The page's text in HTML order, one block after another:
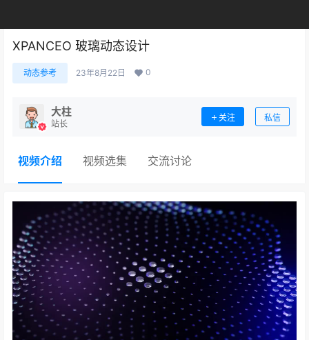
XPANCEO 玻璃动态设计
动态参考 23年8月22日 0
大柱
站长
关注 私信
视频介绍 视频选集 交流讨论